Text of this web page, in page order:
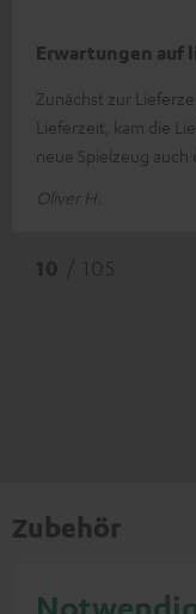
Erwartungen auf
Zunächst zur
Lieferzeit, kam die
neue Spielzeug auch
Oliver H.
Zubehör